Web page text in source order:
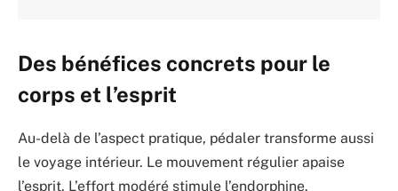
Des bénéfices concrets pour le
corps et l’esprit
Au-delà de l’aspect pratique, pédaler transforme aussi
le voyage intérieur. Le mouvement régulier apaise
l’esprit. L’effort modéré stimule l’endorphine.